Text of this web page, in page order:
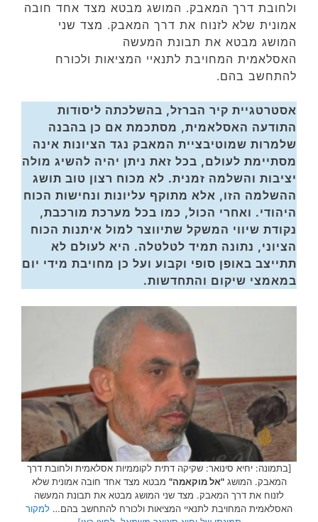
ולחובת דרך המאבק. המושג מבטא מצד אחד חובה
אמונית שלא לזנוח את דרך המאבק. מצד שני
המושג מבטא את תבונת המעשה
האסלאמית המחויבת לתנאיי המציאות ולכורח
להתחשב בהם.
אסטרטגיית קיר הברזל, בהשלכתה ליסודות
התודעה האסלאמית, מסתכמת אם כן בהבנה
שלמרות שמוטיבציית המאבק נגד הציונות אינה
מסתיימת לעולם, בכל זאת ניתן יהיה להשיג מולה
יציבות והשלמה זמנית. לא מכוח רצון טוב תושג
ההשלמה הזו, אלא מתוקף עליונות ונחישות הכוח
היהודי. ואחרי הכול, כמו בכל מערכת מורכבת,
נקודת שיווי המשקל שתיווצר למול איתנות הכוח
הציוני, נתונה תמיד לטלטלה. היא לעולם לא
תתייצב באופן סופי וקבוע ועל כן מחויבת מידי יום
במאמצי שיקום והתחדשות.
[בתמונה: יחיא סינואר: שקיקה דתית לקוממיות אסלאמית ולחובת דרך
המאבק. המושג"אל מוקאמה" מבטא מצד אחד חובה אמונית שלא
לזנוח את דרך המאבק. מצד שני המושג מבטא את תבונת המעשה
האסלאמית המחויבת לתנאיי המציאות ולכורח להתחשב בהם… למקור